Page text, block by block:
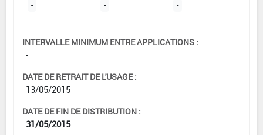
- - -
INTERVALLE MINIMUM ENTRE APPLICATIONS :
-
DATE DE RETRAIT DE L'USAGE :
13/05/2015
DATE DE FIN DE DISTRIBUTION :
31/05/2015